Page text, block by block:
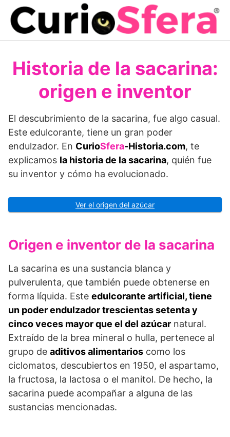
Saltar
contenido
Historia de la sacarina:
origen e inventor
El descubrimiento de la sacarina, fue algo casual.
Este edulcorante, tiene un gran poder
endulzador. En CurioSfera-Historia.com, te
explicamos la historia de la sacarina, quién fue
su inventor y cómo ha evolucionado.
Ver el origen del azúcar
Origen e inventor de la sacarina
La sacarina es una sustancia blanca y
pulverulenta, que también puede obtenerse en
forma líquida. Este edulcorante artificial, tiene
un poder endulzador trescientas setenta y
cinco veces mayor que el del azúcar natural.
Extraído de la brea mineral o hulla, pertenece al
grupo de aditivos alimentarios como los
ciclomatos, descubiertos en 1950, el aspartamo,
la fructosa, la lactosa o el manitol. De hecho, la
sacarina puede acompañar a alguna de las
sustancias mencionadas.